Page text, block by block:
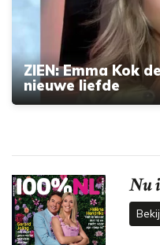
ZIEN: Emma Kok
nieuwe liefde
Nu